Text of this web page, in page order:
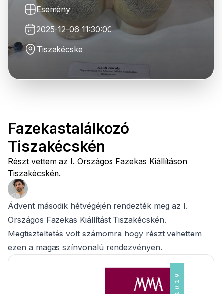
Esemény
2025-12-06 11:30:00
Tiszakécske
Fazekastalálkozó
Tiszakécskén
Részt vettem az I. Országos Fazekas Kiállításon
Tiszakécskén.
Ádvent második hétvégéjén rendezték meg az I.
Országos Fazekas Kiállítást Tiszakécskén.
Megtiszteltetés volt számomra hogy részt vehettem
ezen a magas színvonalú rendezvényen.